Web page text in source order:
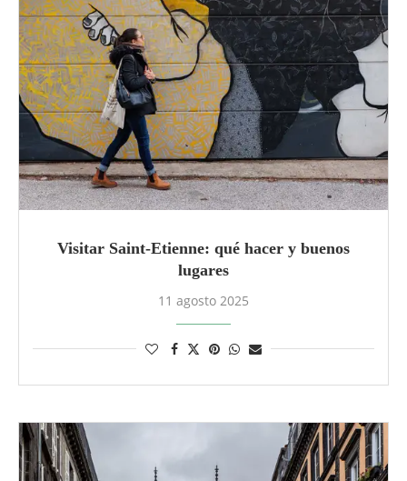
Visitar Saint-Etienne: qué hacer y buenos
lugares
11 agosto 2025